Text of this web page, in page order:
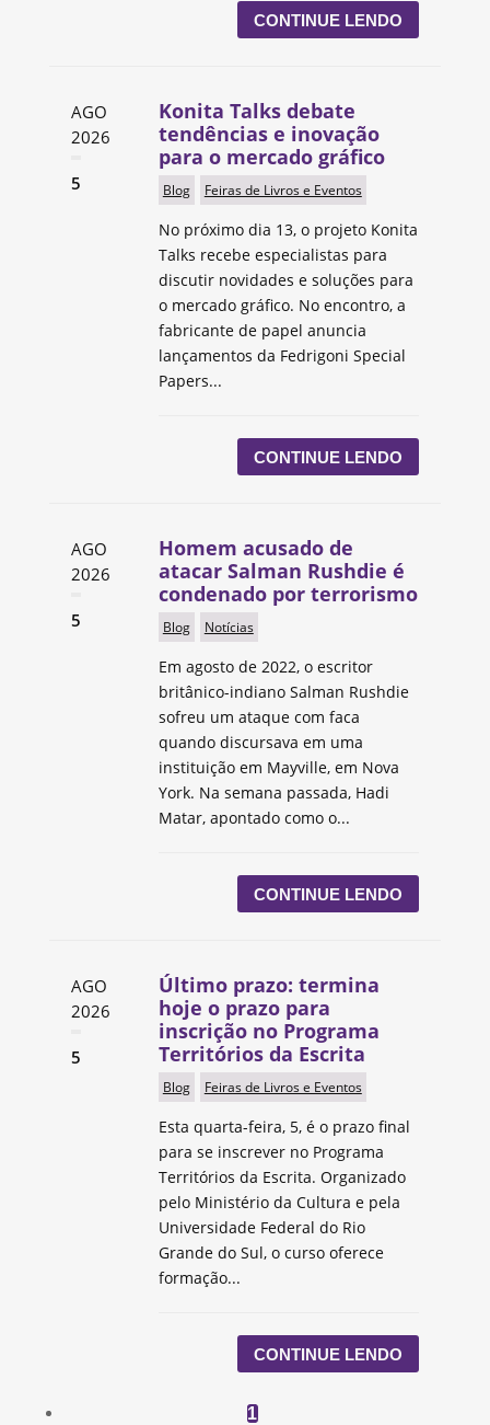
CONTINUE LENDO
AGO
2026
5
Konita Talks debate
tendências e inovação
para o mercado gráfico
Blog Feiras de Livros e Eventos
No próximo dia 13, o projeto Konita
Talks recebe especialistas para
discutir novidades e soluções para
o mercado gráfico. No encontro, a
fabricante de papel anuncia
lançamentos da Fedrigoni Special
Papers...
CONTINUE LENDO
AGO
2026
5
Homem acusado de
atacar Salman Rushdie é
condenado por terrorismo
Blog Notícias
Em agosto de 2022, o escritor
britânico-indiano Salman Rushdie
sofreu um ataque com faca
quando discursava em uma
instituição em Mayville, em Nova
York. Na semana passada, Hadi
Matar, apontado como o...
CONTINUE LENDO
AGO
2026
5
Último prazo: termina
hoje o prazo para
inscrição no Programa
Territórios da Escrita
Blog Feiras de Livros e Eventos
Esta quarta-feira, 5, é o prazo final
para se inscrever no Programa
Territórios da Escrita. Organizado
pelo Ministério da Cultura e pela
Universidade Federal do Rio
Grande do Sul, o curso oferece
formação...
CONTINUE LENDO
1